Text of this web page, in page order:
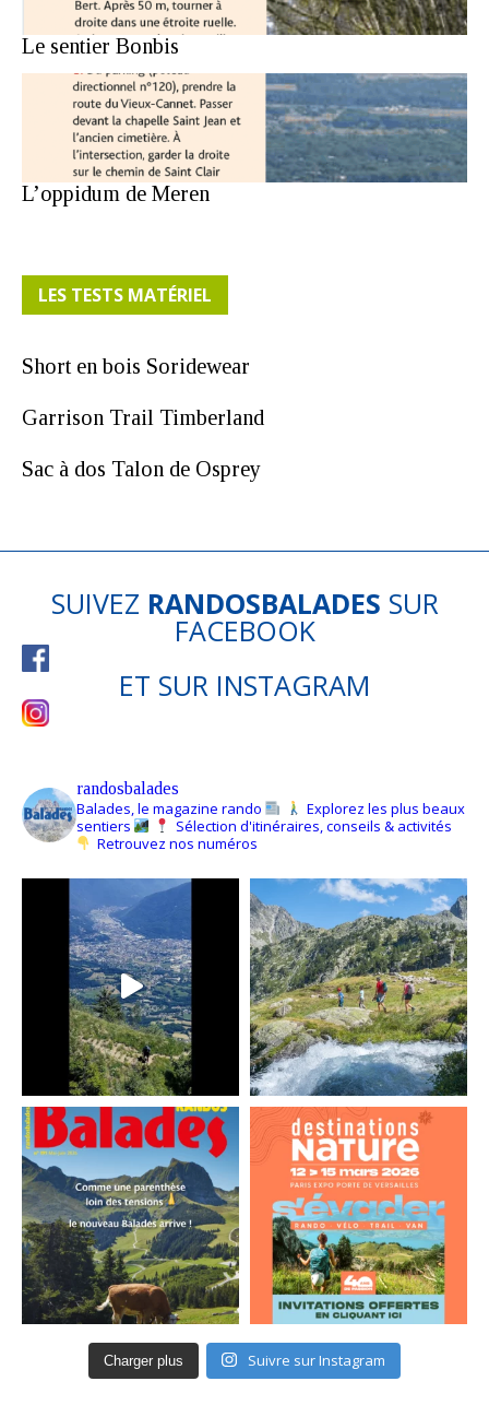
Le sentier Bonbis
L’oppidum de Meren
LES TESTS MATÉRIEL
Short en bois Soridewear
Garrison Trail Timberland
Sac à dos Talon de Osprey
SUIVEZ RANDOSBALADES SUR
FACEBOOK
ET SUR INSTAGRAM
randosbalades
Balades, le magazine rando
Explorez les plus beaux
sentiers
Sélection d'itinéraires, conseils & activités
Retrouvez nos numéros
Charger plus Suivre sur Instagram